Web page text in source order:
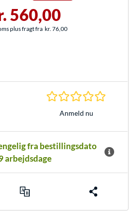
560,00
plus fragt fra kr. 76,00
Anmeld nu
fra bestillingsdato
arbejdsdage